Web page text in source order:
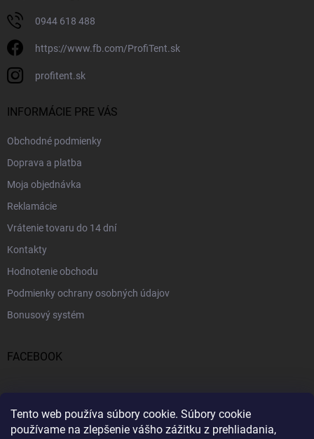
Tento web používa súbory cookie. Súbory cookie
používame na zlepšenie vášho zážitku z prehliadania,
0944 618 488
https://www.fb.com/ProfiTent.sk
profitent.sk
INFORMÁCIE PRE VÁS
Obchodné podmienky
Doprava a platba
Moja objednávka
Reklamácie
Vrátenie tovaru do 14 dní
Kontakty
Hodnotenie obchodu
Podmienky ochrany osobných údajov
Bonusový systém
FACEBOOK
PRIJÍMAME ONLINE PLATBY